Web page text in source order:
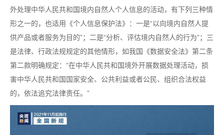
外处理中华人民共和国境内自然人个人信息的活动，有下列三种情
形之一的，也适用《个人信息保护法》：一是“以向境内自然人提
供产品或者服务为目的”；二是“分析、评估境内自然人的行为”；三
是法律、行政法规规定的其他情形，如我国《数据安全法》第二条
第二款明确规定：“在中华人民共和国境外开展数据处理活动，损
害中华人民共和国国家安全、公共利益或者公民、组织合法权益
的，依法追究法律责任。”